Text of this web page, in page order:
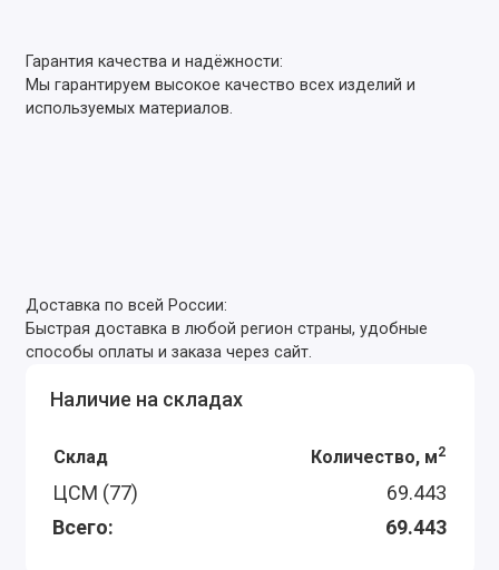
Гарантия качества и надёжности:
Мы гарантируем высокое качество всех изделий и
используемых материалов.
Доставка по всей России:
Быстрая доставка в любой регион страны, удобные
способы оплаты и заказа через сайт.
Наличие на складах
Склад Количество, м2
ЦСМ (77)
69.443
Всего:
69.443